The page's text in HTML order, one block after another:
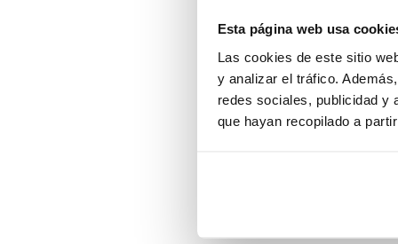
Esta página web usa
Las cookies de este sitio
y analizar el tráfico.
redes sociales, publicidad y
que hayan recopilado a
Application